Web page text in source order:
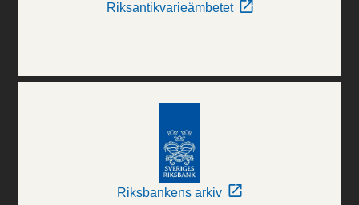
Riksantikvarieämbetet
Riksbankens arkiv